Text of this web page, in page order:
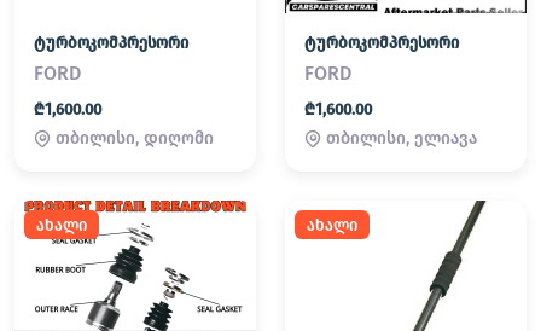
ტურბოკომპრესორი
FORD
₾1,600.00
თბილისი, დიღომი
ტურბოკომპრესორი
FORD
₾1,600.00
თბილისი, ელიავა
ახალი ახალი